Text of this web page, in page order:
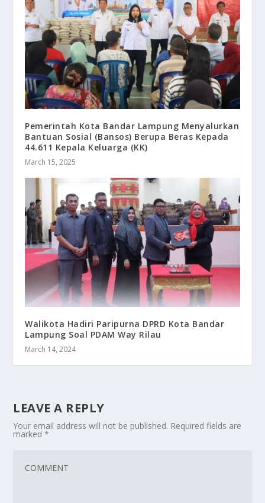
Pemerintah Kota Bandar Lampung Menyalurkan
Bantuan Sosial (Bansos) Berupa Beras Kepada
44.611 Kepala Keluarga (KK)
March 15, 2025
Walikota Hadiri Paripurna DPRD Kota Bandar
Lampung Soal PDAM Way Rilau
March 14, 2024
LEAVE A REPLY
Your email address will not be published. Required fields are
marked*